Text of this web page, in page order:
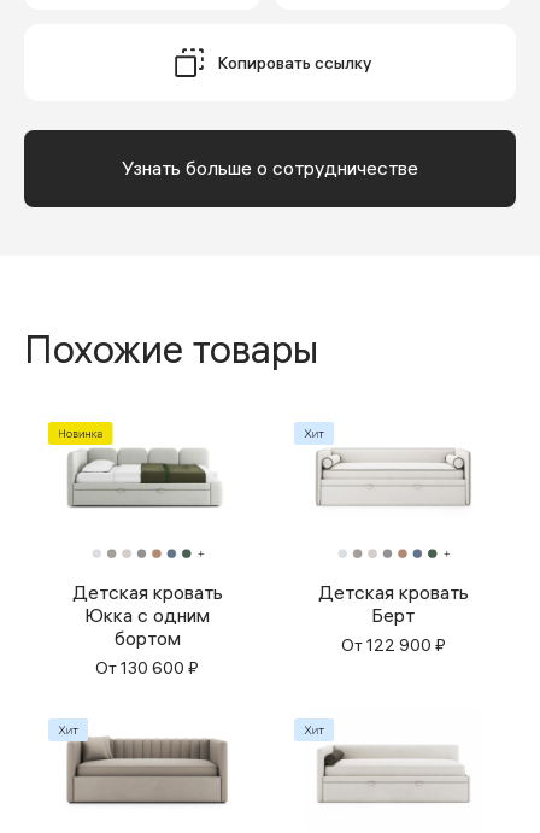
Копировать ссылку
Узнать больше о сотрудничестве
Похожие товары
Детская кровать
Юкка с одним
бортом
От130 600 ₽
Детская кровать
Берт
От122 900 ₽